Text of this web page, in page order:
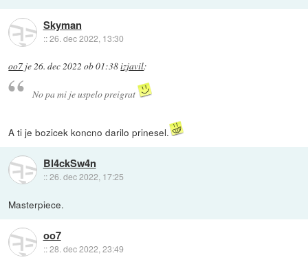
Skyman
::26. dec 2022, 13:30
oo7 je26. dec 2022 ob 01:38izjavil:
No pa mi je uspelo preigrat
A ti je bozicek koncno darilo prinesel.
Bl4ckSw4n
::26. dec 2022, 17:25
Masterpiece.
oo7
::28. dec 2022, 23:49